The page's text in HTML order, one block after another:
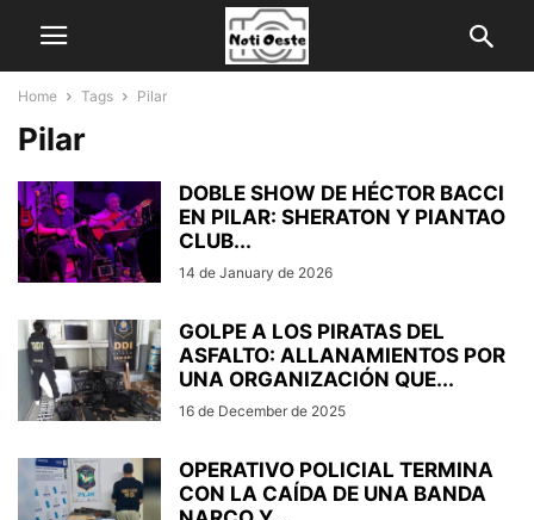
Home Tags Pilar
Pilar
DOBLE SHOW DE HÉCTOR BACCI
EN PILAR: SHERATON Y PIANTAO
CLUB...
14 de January de 2026
GOLPE A LOS PIRATAS DEL
ASFALTO: ALLANAMIENTOS POR
UNA ORGANIZACIÓN QUE...
16 de December de 2025
OPERATIVO POLICIAL TERMINA
CON LA CAÍDA DE UNA BANDA